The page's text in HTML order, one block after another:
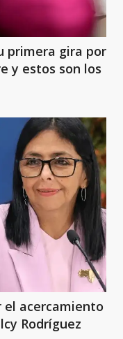
primera gira por
y estos son los
el acercamiento
Rodríguez